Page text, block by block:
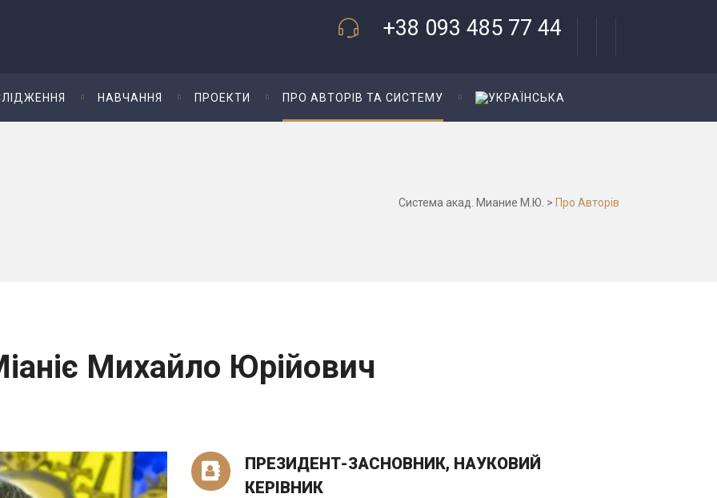
+38 093 485 77 44
НАВЧАННЯ ПРОЕКТИ ПРО АВТОРІВ ТА СИСТЕМУ
Система акад. Миание М.Ю. > Про Авторів
Михайло Юрійович
ПРЕЗИДЕНТ-ЗАСНОВНИК, НАУКОВИЙ
КЕРІВНИК